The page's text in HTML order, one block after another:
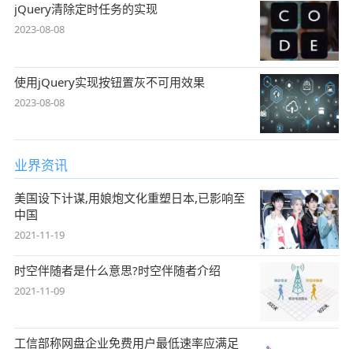
jQuery清除定时任务的实现
2023-08-08
使用jQuery实现按钮置灰不可用效果
2023-08-08
业界资讯
美国设下计谋,用娘炮文化重塑日本,已影响至
中国
2021-11-19
时空伴随者是什么意思?时空伴随者介绍
2021-11-09
工信部称网盘企业免费用户最低速率应满足